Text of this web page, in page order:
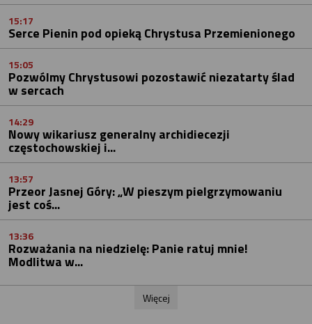
15:17
Serce Pienin pod opieką Chrystusa Przemienionego
15:05
Pozwólmy Chrystusowi pozostawić niezatarty ślad
w sercach
14:29
Nowy wikariusz generalny archidiecezji
częstochowskiej i...
13:57
Przeor Jasnej Góry: „W pieszym pielgrzymowaniu
jest coś...
13:36
Rozważania na niedzielę: Panie ratuj mnie!
Modlitwa w...
Więcej